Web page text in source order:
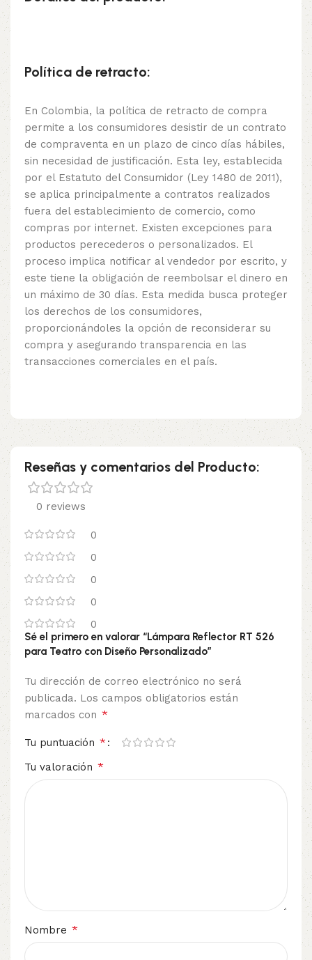
Política de retracto:
En Colombia, la política de retracto de compra
permite a los consumidores desistir de un contrato
de compraventa en un plazo de cinco días hábiles,
sin necesidad de justificación. Esta ley, establecida
por el Estatuto del Consumidor (Ley 1480 de 2011),
se aplica principalmente a contratos realizados
fuera del establecimiento de comercio, como
compras por internet. Existen excepciones para
productos perecederos o personalizados. El
proceso implica notificar al vendedor por escrito, y
este tiene la obligación de reembolsar el dinero en
un máximo de 30 días. Esta medida busca proteger
los derechos de los consumidores,
proporcionándoles la opción de reconsiderar su
compra y asegurando transparencia en las
transacciones comerciales en el país.
Reseñas y comentarios del Producto:
0 reviews
0
0
0
0
0
Sé el primero en valorar “Lámpara Reflector RT 526
para Teatro con Diseño Personalizado”
Tu dirección de correo electrónico no será
publicada. Los campos obligatorios están
marcados con *
Tu puntuación *
Tu valoración *
Nombre *